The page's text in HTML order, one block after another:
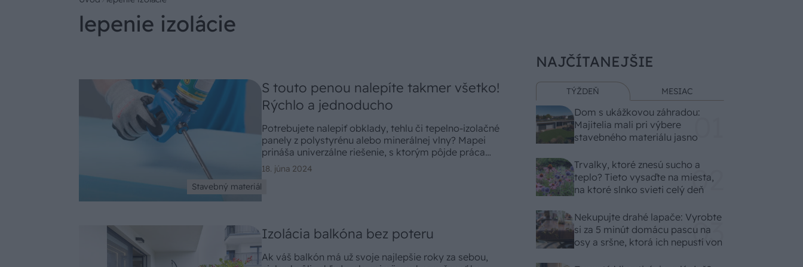
lepenie izolácie
Stavebný materiál
S touto penou nalepíte takmer všetko!
Rýchlo a jednoducho
Potrebujete nalepiť obklady, tehlu či tepelno-izolačné
panely z polystyrénu alebo minerálnej vlny? Mapei
prináša univerzálne riešenie, s ktorým pôjde práca
ako po masle.
18. júna 2024
Izolácia balkóna bez poteru
Ak váš balkón má už svoje najlepšie roky za sebou,
NAJČÍTANEJŠIE
TÝŽDEŇ MESIAC
Dom s ukážkovou záhradou:
Majitelia mali pri výbere
stavebného materiálu jasno
Trvalky, ktoré znesú sucho a
teplo? Tieto vysaďte na miesta,
na ktoré slnko svieti celý deň
Nekupujte drahé lapače: Vyrobte
si za 5 minút domácu pascu na
osy a sršne, ktorá ich nepustí von